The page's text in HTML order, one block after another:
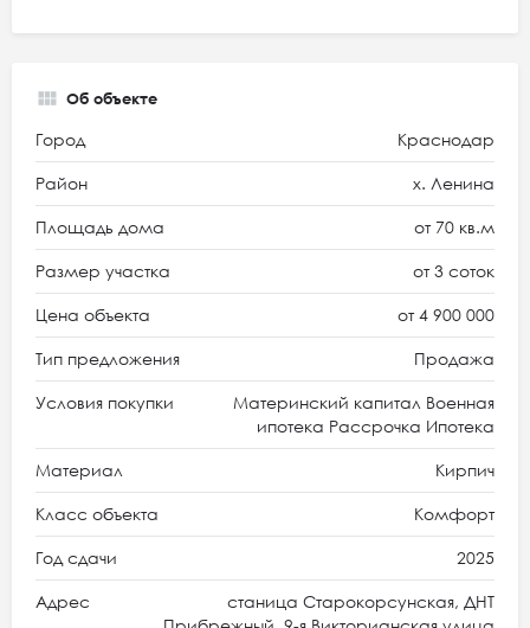
Об объекте
Город Краснодар
Район х. Ленина
Площадь дома от 70 кв.м
Размер участка от 3 соток
Цена объекта от 4 900 000
Тип предложения Продажа
Условия покупки
Материнский капитал Военная
ипотека Рассрочка Ипотека
Материал Кирпич
Класс объекта Комфорт
Год сдачи 2025
Адрес
станица Старокорсунская, ДНТ